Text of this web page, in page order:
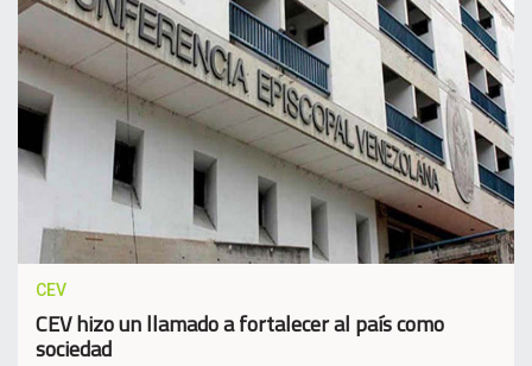
CEV
CEV hizo un llamado a fortalecer al país como
sociedad